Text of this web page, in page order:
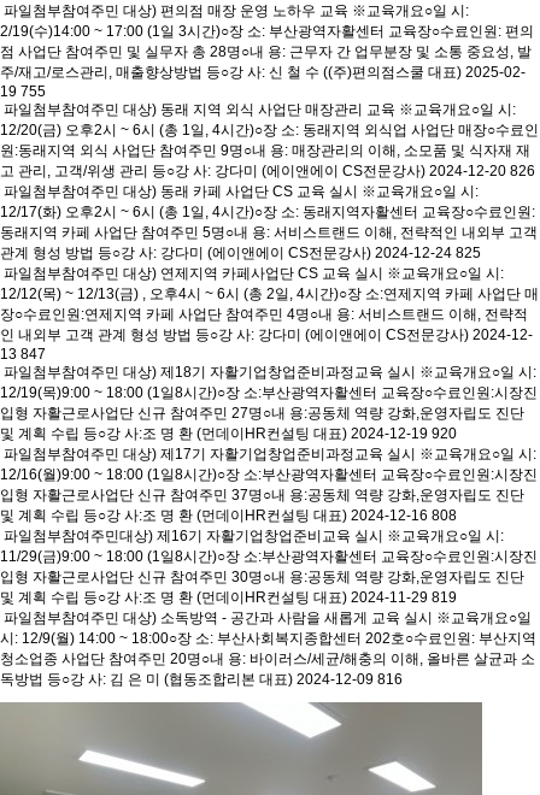
파일첨부참여주민 대상) 편의점 매장 운영 노하우 교육 ※교육개요○일 시:
2/19(수)14:00 ~ 17:00 (1일 3시간)○장 소: 부산광역자활센터 교육장○수료인원: 편의
점 사업단 참여주민 및 실무자 총 28명○내 용: 근무자 간 업무분장 및 소통 중요성, 발
주/재고/로스관리, 매출향상방법 등○강 사: 신 철 수 ((주)편의점스쿨 대표) 2025-02-
19 755
파일첨부참여주민 대상) 동래 지역 외식 사업단 매장관리 교육 ※교육개요○일 시:
12/20(금) 오후2시 ~ 6시 (총 1일, 4시간)○장 소: 동래지역 외식업 사업단 매장○수료인
원:동래지역 외식 사업단 참여주민 9명○내 용: 매장관리의 이해, 소모품 및 식자재 재
고 관리, 고객/위생 관리 등○강 사: 강다미 (에이앤에이 CS전문강사) 2024-12-20 826
파일첨부참여주민 대상) 동래 카페 사업단 CS 교육 실시 ※교육개요○일 시:
12/17(화) 오후2시 ~ 6시 (총 1일, 4시간)○장 소: 동래지역자활센터 교육장○수료인원:
동래지역 카페 사업단 참여주민 5명○내 용: 서비스트랜드 이해, 전략적인 내외부 고객
관계 형성 방법 등○강 사: 강다미 (에이앤에이 CS전문강사) 2024-12-24 825
파일첨부참여주민 대상) 연제지역 카페사업단 CS 교육 실시 ※교육개요○일 시:
12/12(목) ~ 12/13(금) , 오후4시 ~ 6시 (총 2일, 4시간)○장 소:연제지역 카페 사업단 매
장○수료인원:연제지역 카페 사업단 참여주민 4명○내 용: 서비스트랜드 이해, 전략적
인 내외부 고객 관계 형성 방법 등○강 사: 강다미 (에이앤에이 CS전문강사) 2024-12-
13 847
파일첨부참여주민 대상) 제18기 자활기업창업준비과정교육 실시 ※교육개요○일 시:
12/19(목)9:00 ~ 18:00 (1일8시간)○장 소:부산광역자활센터 교육장○수료인원:시장진
입형 자활근로사업단 신규 참여주민 27명○내 용:공동체 역량 강화,운영자립도 진단
및 계획 수립 등○강 사:조 명 환 (먼데이HR컨설팅 대표) 2024-12-19 920
파일첨부참여주민 대상) 제17기 자활기업창업준비과정교육 실시 ※교육개요○일 시:
12/16(월)9:00 ~ 18:00 (1일8시간)○장 소:부산광역자활센터 교육장○수료인원:시장진
입형 자활근로사업단 신규 참여주민 37명○내 용:공동체 역량 강화,운영자립도 진단
및 계획 수립 등○강 사:조 명 환 (먼데이HR컨설팅 대표) 2024-12-16 808
파일첨부참여주민대상) 제16기 자활기업창업준비교육 실시 ※교육개요○일 시:
11/29(금)9:00 ~ 18:00 (1일8시간)○장 소:부산광역자활센터 교육장○수료인원:시장진
입형 자활근로사업단 신규 참여주민 30명○내 용:공동체 역량 강화,운영자립도 진단
및 계획 수립 등○강 사:조 명 환 (먼데이HR컨설팅 대표) 2024-11-29 819
파일첨부참여주민 대상) 소독방역 - 공간과 사람을 새롭게 교육 실시 ※교육개요○일
시: 12/9(월) 14:00 ~ 18:00○장 소: 부산사회복지종합센터 202호○수료인원: 부산지역
청소업종 사업단 참여주민 20명○내 용: 바이러스/세균/해충의 이해, 올바른 살균과 소
독방법 등○강 사: 김 은 미 (협동조합리본 대표) 2024-12-09 816